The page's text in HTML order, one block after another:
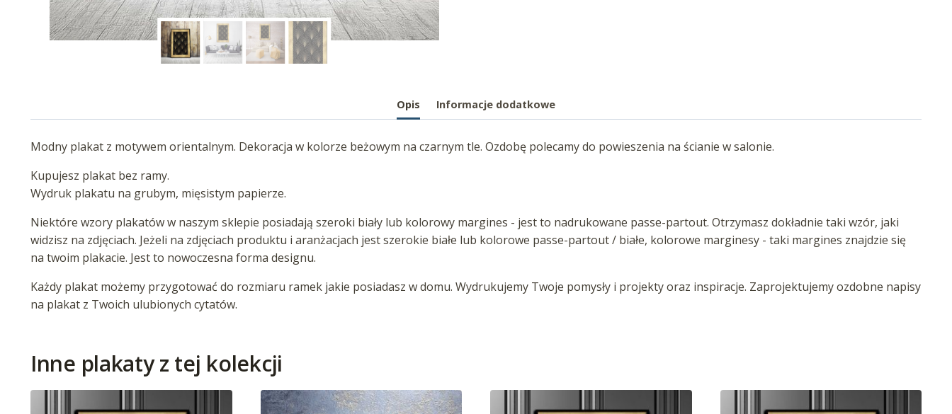
Opis Informacje dodatkowe
Modny plakat z motywem orientalnym. Dekoracja w kolorze beżowym na czarnym tle. Ozdobę polecamy do powieszenia na ścianie w salonie.
Kupujesz plakat bez ramy.
Wydruk plakatu na grubym, mięsistym papierze.
Niektóre wzory plakatów w naszym sklepie posiadają szeroki biały lub kolorowy margines - jest to nadrukowane passe-partout. Otrzymasz dokładnie taki wzór, jaki
widzisz na zdjęciach. Jeżeli na zdjęciach produktu i aranżacjach jest szerokie białe lub kolorowe passe-partout / białe, kolorowe marginesy - taki margines znajdzie się
na twoim plakacie. Jest to nowoczesna forma designu.
Każdy plakat możemy przygotować do rozmiaru ramek jakie posiadasz w domu. Wydrukujemy Twoje pomysły i projekty oraz inspiracje. Zaprojektujemy ozdobne napisy
na plakat z Twoich ulubionych cytatów.
Inne plakaty z tej kolekcji